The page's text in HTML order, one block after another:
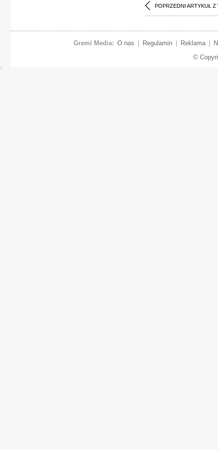
POPRZEDNI ARTYKUŁ Z
Gremi Media: O nas Regulamin Reklama
©